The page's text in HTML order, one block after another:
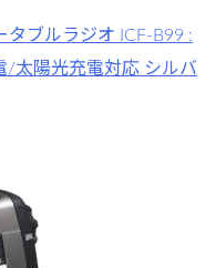
タブルラジオ ICF-B99 :
太陽光充電対応 シルバ